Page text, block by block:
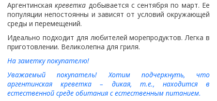
Аргентинскаякреветка добывается с сентября по март. Ее
популяции непостоянны и зависят от условий окружающей
среды и перемещений.
Идеально подходит для любителей морепродуктов. Легка в
приготовлении. Великолепна для гриля.
На заметку покупателю!
Уважаемый покупатель! Хотим подчеркнуть, что
аргентинская креветка – дикая, т.е., находится в
естественной среде обитания с естественным питанием.